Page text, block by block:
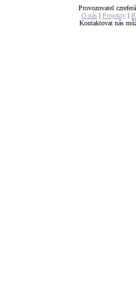
Provozovatel
O nás | Projekty |
Kontaktovat nás